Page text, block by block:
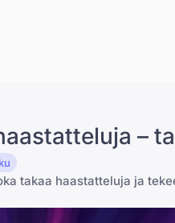
–
takaa haastatteluja ja